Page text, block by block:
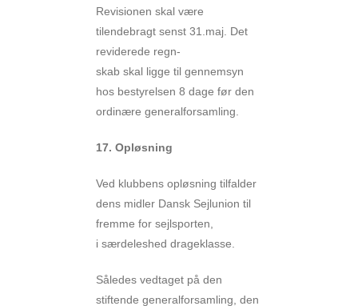
Revisionen skal være
tilendebragt senst 31.maj. Det
reviderede regn-
skab skal ligge til gennemsyn
hos bestyrelsen 8 dage før den
ordinære generalforsamling.
17. Opløsning
Ved klubbens opløsning tilfalder
dens midler Dansk Sejlunion til
fremme for sejlsporten,
i særdeleshed drageklasse.
Således vedtaget på den
stiftende generalforsamling, den